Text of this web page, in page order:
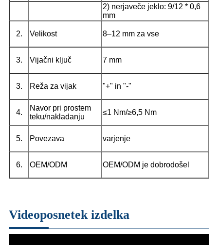
2) nerjaveče jeklo: 9/12 * 0,6
mm
2. Velikost 8–12 mm za vse
3. Vijačni ključ 7 mm
3. Reža za vijak "+" in "-"
4.
Navor pri prostem
teku/nakladanju
≤1 Nm/≥6,5 Nm
5. Povezava varjenje
6. OEM/ODM OEM/ODM je dobrodošel
Videoposnetek izdelka